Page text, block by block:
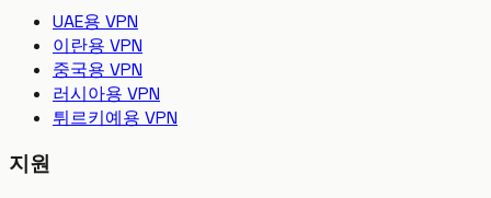
UAE용 VPN
이란용 VPN
중국용 VPN
러시아용 VPN
튀르키예용 VPN
지원